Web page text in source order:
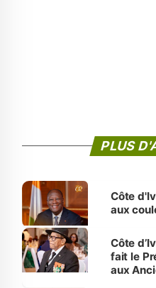
PLUS
Côte
aux
Côte
fait le
aux